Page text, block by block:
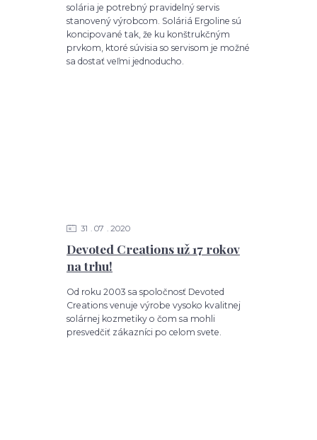
solária je potrebný pravidelný servis
stanovený výrobcom. Soláriá Ergoline sú
koncipované tak, že ku konštrukčným
prvkom, ktoré súvisia so servisom je možné
sa dostať veľmi jednoducho.
Devoted Creations už 17 rokov
na trhu!
31 07 2020
Od roku 2003 sa spoločnosť Devoted
Creations venuje výrobe vysoko kvalitnej
solárnej kozmetiky o čom sa mohli
presvedčiť zákazníci po celom svete.